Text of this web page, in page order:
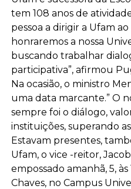
tem 108 anos de
pessoa a dirigir a Ufam
honraremos a nossa
buscando trabalhar
participativa”, afirmou
Na ocasião, o ministro
uma data marcante.” O
sempre foi o diálogo,
instituições, superando
Estavam presentes,
Ufam, o vice -reitor,
empossado amanhã, 5,
Chaves, no Campus